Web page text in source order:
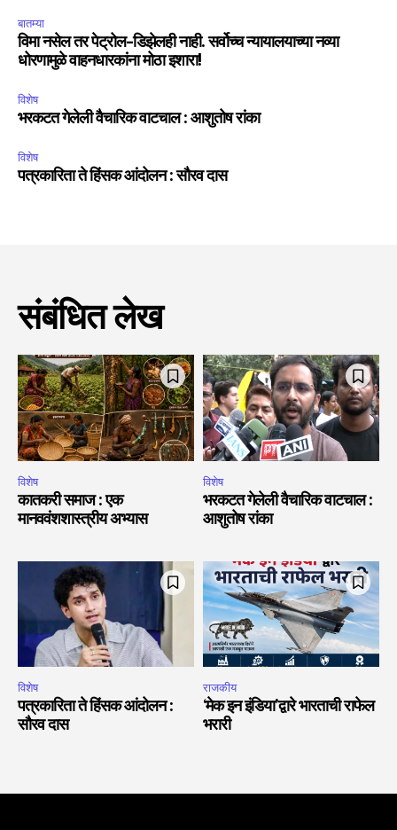
बातम्या
विमा नसेल तर पेट्रोल-डिझेलही नाही. सर्वोच्च न्यायालयाच्या नव्या
धोरणामुळे वाहनधारकांना मोठा इशारा!
विशेष
भरकटत गेलेली वैचारिक वाटचाल : आशुतोष रांका
विशेष
पत्रकारिता ते हिंसक आंदोलन : सौरव दास
संबंधित लेख
विशेष
कातकरी समाज : एक
मानववंशशास्त्रीय अभ्यास
विशेष
भरकटत गेलेली वैचारिक वाटचाल :
आशुतोष रांका
विशेष
पत्रकारिता ते हिंसक आंदोलन :
सौरव दास
राजकीय
‘मेक इन इंडिया’द्वारे भारताची राफेल
भरारी